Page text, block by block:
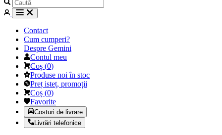
Contact
Cum cumperi?
Despre Gemini
Contul meu
Coș (0)
Produse noi în stoc
Preț isteț, promoții
Coș (0)
Favorite
Costuri de livrare
Livrări telefonice